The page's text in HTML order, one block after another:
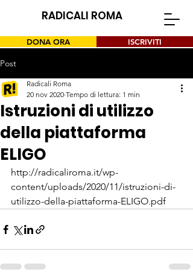
RADICALI ROMA
DONA ORA ISCRIVITI
Post
Istruzioni di utilizzo
della piattaforma
ELIGO
Radicali Roma
20 nov 2020 Tempo di lettura: 1 min
http://radicaliroma.it/wp-
content/uploads/2020/11/istruzioni-di-
utilizzo-della-piattaforma-ELIGO.pdf